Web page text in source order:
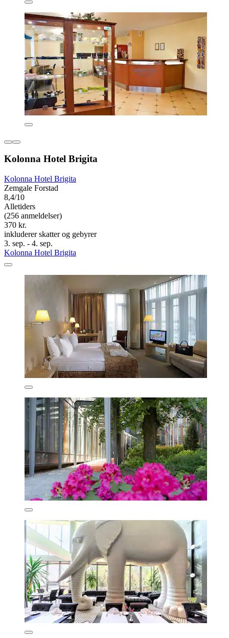
Kolonna Hotel Brigita
Kolonna Hotel Brigita
Zemgale Forstad
8,4/10
Alletiders
(256 anmeldelser)
370 kr.
inkluderer skatter og gebyrer
3. sep. - 4. sep.
Kolonna Hotel Brigita